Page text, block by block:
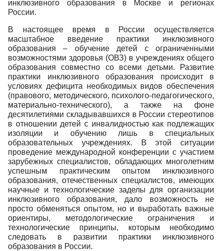
инклюзивного образования в Москве и регионах
России.
В настоящее время в России осуществляется
масштабное введение практики инклюзивно­го
образования – обучение детей с ограниченными
возможностями здоровья (ОВЗ) в учреждени­ях общего
образования совместно со всеми детьми. Развитие
практики инклюзивного образова­ния происходит в
условиях дефицита необходимых видов обеспечения
(правового, методическо­го, психолого-педагогического,
материально-технического), а также на фоне
десятилетиями скла­дывавшихся в России стереотипов
в отношении детей с инвалидностью как подлежащих
изоляции и обучению лишь в специальных
образовательных учреждениях. В этой ситуации
проведение меж­дународной конференции с участием
зарубежных специалистов, обладающих многолетним
успеш­ным практическим опытом инклюзивного
образования, отечественных специалистов, имеющих
на­учные и технологические заделы для организации
инклюзивного образования, дало возможность не
просто обменяться опытом, но и выработать важные
ориентиры, методологические ограничения и
технологические принципы, которым необходимо
следовать в развитии практики инклюзивного
образования в России.